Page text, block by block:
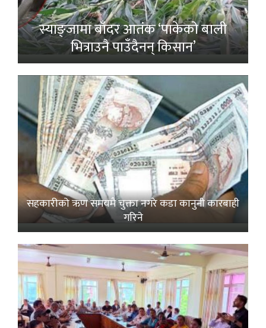
स्याङ्जामा बाँदर आतंक ‘पाकेको बाली
भित्राउनै पाउँदैनन् किसान’
सहकारीको ऋण समयमै चुक्ता नगरे कडा कानुनी कारबाही
गरिने